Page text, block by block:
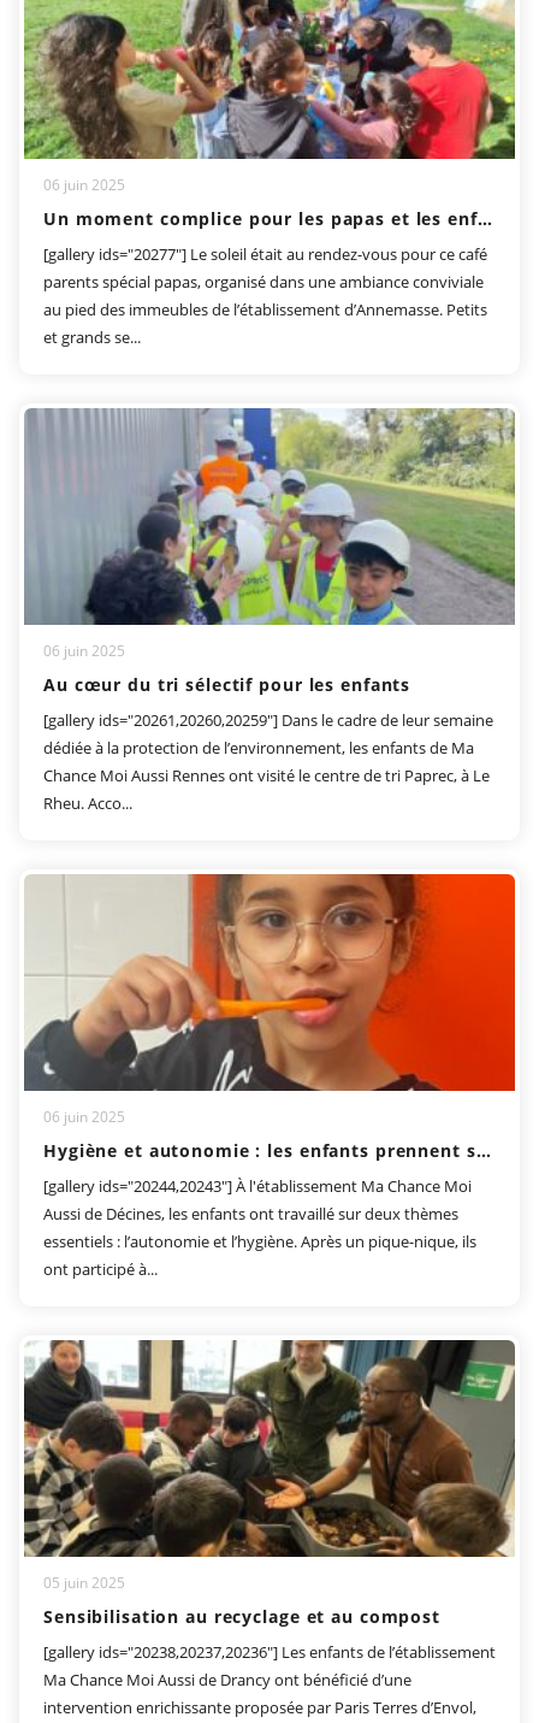
06 juin 2025
Un moment complice pour les papas et les enfants
[gallery ids="20277"] Le soleil était au rendez-vous pour ce café
parents spécial papas, organisé dans une ambiance conviviale
au pied des immeubles de l’établissement d’Annemasse. Petits
et grands se...
06 juin 2025
Au cœur du tri sélectif pour les enfants
[gallery ids="20261,20260,20259"] Dans le cadre de leur semaine
dédiée à la protection de l’environnement, les enfants de Ma
Chance Moi Aussi Rennes ont visité le centre de tri Paprec, à Le
Rheu. Acco...
06 juin 2025
Hygiène et autonomie : les enfants prennent soin d’eux !
[gallery ids="20244,20243"] À l'établissement Ma Chance Moi
Aussi de Décines, les enfants ont travaillé sur deux thèmes
essentiels : l’autonomie et l’hygiène. Après un pique-nique, ils
ont participé à...
05 juin 2025
Sensibilisation au recyclage et au compost
[gallery ids="20238,20237,20236"] Les enfants de l’établissement
Ma Chance Moi Aussi de Drancy ont bénéficié d’une
intervention enrichissante proposée par Paris Terres d’Envol,